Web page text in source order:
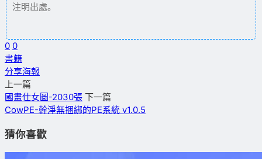
注明出處。
0 0
書籍
分享海報
上一篇
國畫仕女圖-2030張 下一篇
CowPE-幹淨無捆綁的PE系統 v1.0.5
猜你喜歡